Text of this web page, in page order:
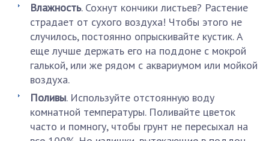
Влажность. Сохнут кончики листьев? Растение
страдает от сухого воздуха! Чтобы этого не
случилось, постоянно опрыскивайте кустик. А
еще лучше держать его на поддоне с мокрой
галькой, или же рядом с аквариумом или мойкой
воздуха.
Поливы. Используйте отстоянную воду
комнатной температуры. Поливайте цветок
часто и помногу, чтобы грунт не пересыхал на